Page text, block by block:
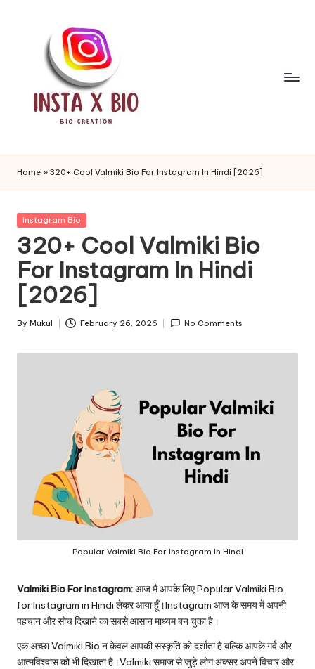
i
n
s
t
a
b
o
Home » 320+ Cool Valmiki Bio For Instagram In Hindi [2026]
Posted
Instagram Bio
320+ Cool Valmiki Bio
For Instagram In Hindi
[2026]
Posted
By Mukul February 26, 2026 No Comments
Popular Valmiki Bio For Instagram In Hindi
Valmiki Bio For Instagram:आज मैं आपके लिए Popular Valmiki Bio
for Instagram in Hindi लेकर आया हूँ।Instagram आज के समय में अपनी
पहचान और सोच दिखाने का सबसे आसान माध्यम बन चुका है।
एक अच्छा Valmiki Bio न केवल आपकी संस्कृति को दर्शाता है बल्कि आपके गर्व और
आत्मविश्वास को भी दिखाता है।Valmiki समाज से जुड़े लोग अक्सर अपने विचार और